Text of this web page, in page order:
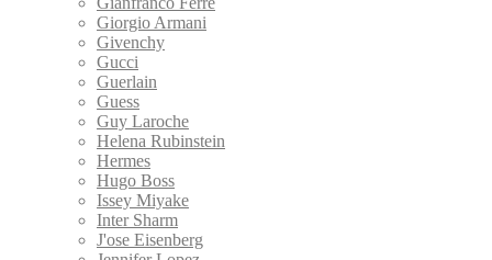
Giorgio Armani
Givenchy
Gucci
Guerlain
Guess
Guy Laroche
Helena Rubinstein
Hermes
Hugo Boss
Issey Miyake
Inter Sharm
J'ose Eisenberg